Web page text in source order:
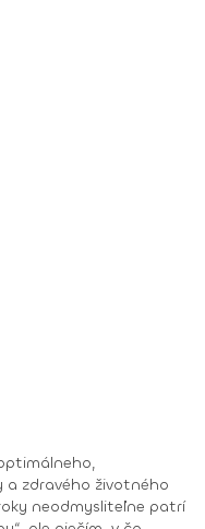
a zdravého životného
neodmysliteľne patrí